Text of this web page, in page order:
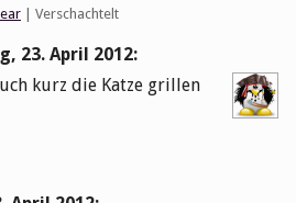
| Verschachtelt
23. April 2012:
kurz die Katze grillen